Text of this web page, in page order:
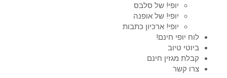
יופי! של סלבס
יופי! של אופנה
יופי! ארכיון כתבות
לוח יופי חינם!
ביוטי טיוב
קבלת מגזין חינם
צרו קשר